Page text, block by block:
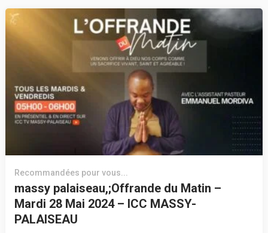
Recommandées pour vous...
massy palaiseau,;Offrande du Matin –
Mardi 28 Mai 2024 – ICC MASSY-
PALAISEAU